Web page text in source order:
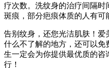
疗次数。洗纹身的治疗间隔时
斑痕，部分疤痕体质的人有可
告别纹身，还您光洁肌肤！
什么不了解的地方，还可以
生一定会为你提供最优质的咨
行！